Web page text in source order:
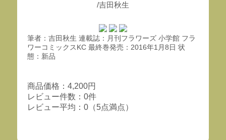
/吉田秋生
筆者：吉田秋生 連載誌：月刊フラワーズ 小学館 フラ
ワーコミックスKC 最終巻発売：2016年1月8日 状
態：新品
商品価格：4,200円
レビュー件数：0件
レビュー平均：0（5点満点）